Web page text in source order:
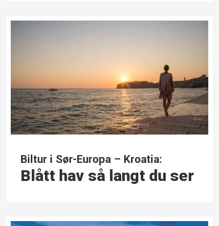
Biltur i Sør-Europa – Kroatia:
Blått hav så langt du ser